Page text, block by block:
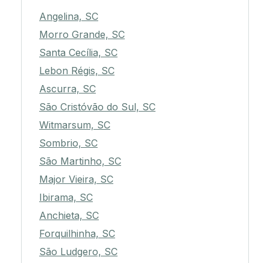
Angelina, SC
Morro Grande, SC
Santa Cecília, SC
Lebon Régis, SC
Ascurra, SC
São Cristóvão do Sul, SC
Witmarsum, SC
Sombrio, SC
São Martinho, SC
Major Vieira, SC
Ibirama, SC
Anchieta, SC
Forquilhinha, SC
São Ludgero, SC